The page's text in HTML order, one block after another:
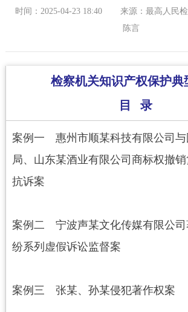
时间：2025-04-23 18:40 来源：最高人民
陈言
检察机关知识产权保护典
目 录
案例一 惠州市顺某科技有限公司与
局、山东某酒业有限公司商标权撤
抗诉案
案例二 宁波声某文化传媒有限公司
纷系列虚假诉讼监督案
案例三 张某、孙某侵犯著作权案